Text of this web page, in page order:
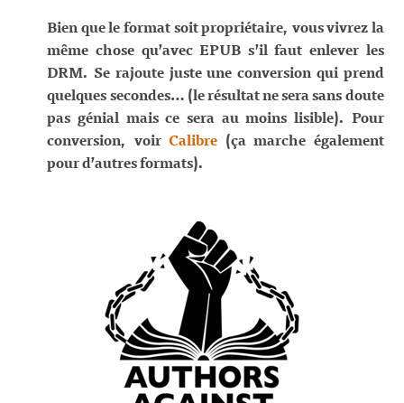
Bien que le format soit propriétaire, vous vivrez la
même chose qu’avec EPUB s’il faut enlever les
DRM. Se rajoute juste une conversion qui prend
quelques secondes… (le résultat ne sera sans doute
pas génial mais ce sera au moins lisible). Pour
conversion, voirCalibre (ça marche également
pour d’autres formats).